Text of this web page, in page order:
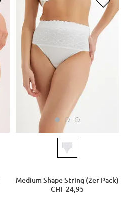
Medium Shape String (2er Pack)
CHF 24,95